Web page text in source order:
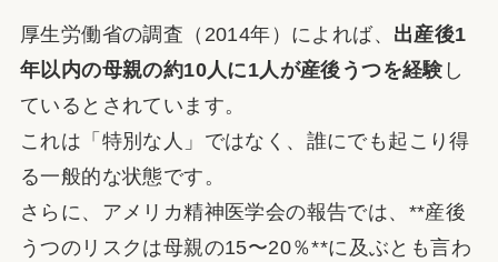
厚生労働省の調査（2014年）によれば、 出産後1
年以内の母親の約10人に1人が産後うつを経験 し
ているとされています。
これは「特別な人」ではなく、誰にでも起こり得
る一般的な状態です。
さらに、アメリカ精神医学会の報告では、**産後
うつのリスクは母親の15〜20％**に及ぶとも言わ